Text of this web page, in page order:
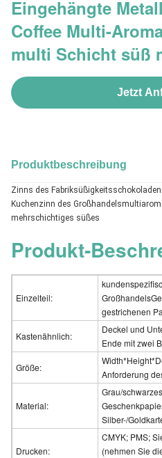
Eingehängte
Coffee Multi-
multi Schicht süß
Jetzt
Produktbeschreibung
Zinns des
Kuchenzinn des
mehrschichtiges süßes
Produkt-
Einzelteil:
gestrichenen
Kastenähnlich:
Deckel und
Ende mit zwei
Größe:
Anforderung
Material:
Grau/
Silber-/
Drucken:
CMYK; PMS;
(nehmen Sie